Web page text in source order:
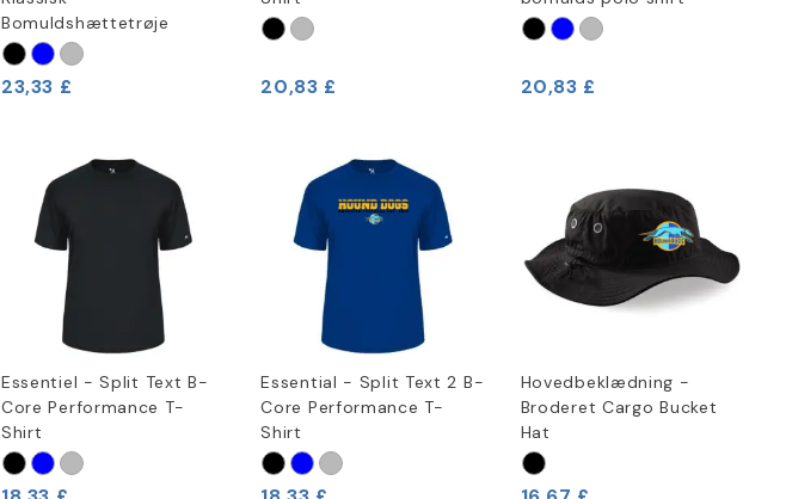
Bomuldshættetrøje
23,33 £ 20,83 £ 20,83 £
Essentiel - Split Text B-
Core Performance T-
Shirt
Essential - Split Text 2 B-
Core Performance T-
Shirt
Hovedbeklædning -
Broderet Cargo Bucket
Hat